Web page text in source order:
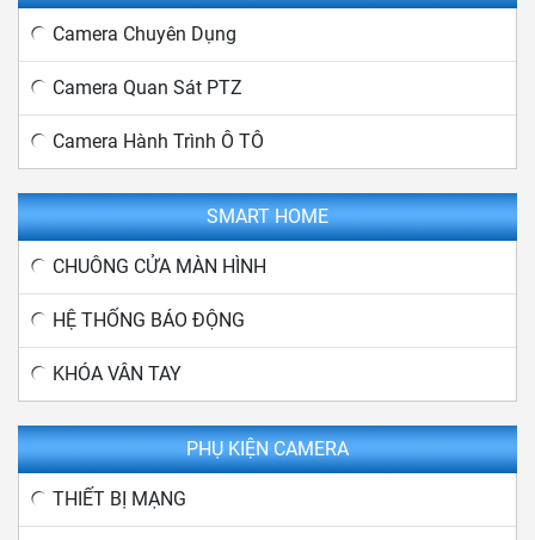
Camera Chuyên Dụng
Camera Quan Sát PTZ
Camera Hành Trình Ô TÔ
SMART HOME
CHUÔNG CỬA MÀN HÌNH
HỆ THỐNG BÁO ĐỘNG
KHÓA VÂN TAY
PHỤ KIỆN CAMERA
THIẾT BỊ MẠNG